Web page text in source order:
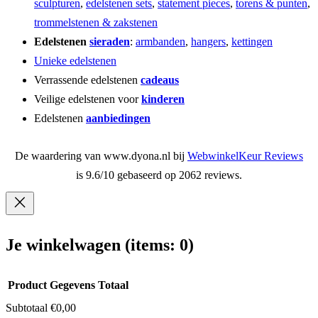
sculpturen, edelstenen sets, statement pieces, torens & punten,
trommelstenen & zakstenen
Edelstenen sieraden: armbanden, hangers, kettingen
Unieke edelstenen
Verrassende edelstenen cadeaus
Veilige edelstenen voorkinderen
Edelstenen aanbiedingen
De waardering van www.dyona.nl bij WebwinkelKeur Reviews
is 9.6/10 gebaseerd op 2062 reviews.
Je winkelwagen (items: 0)
Product Gegevens Totaal
Subtotaal €0,00